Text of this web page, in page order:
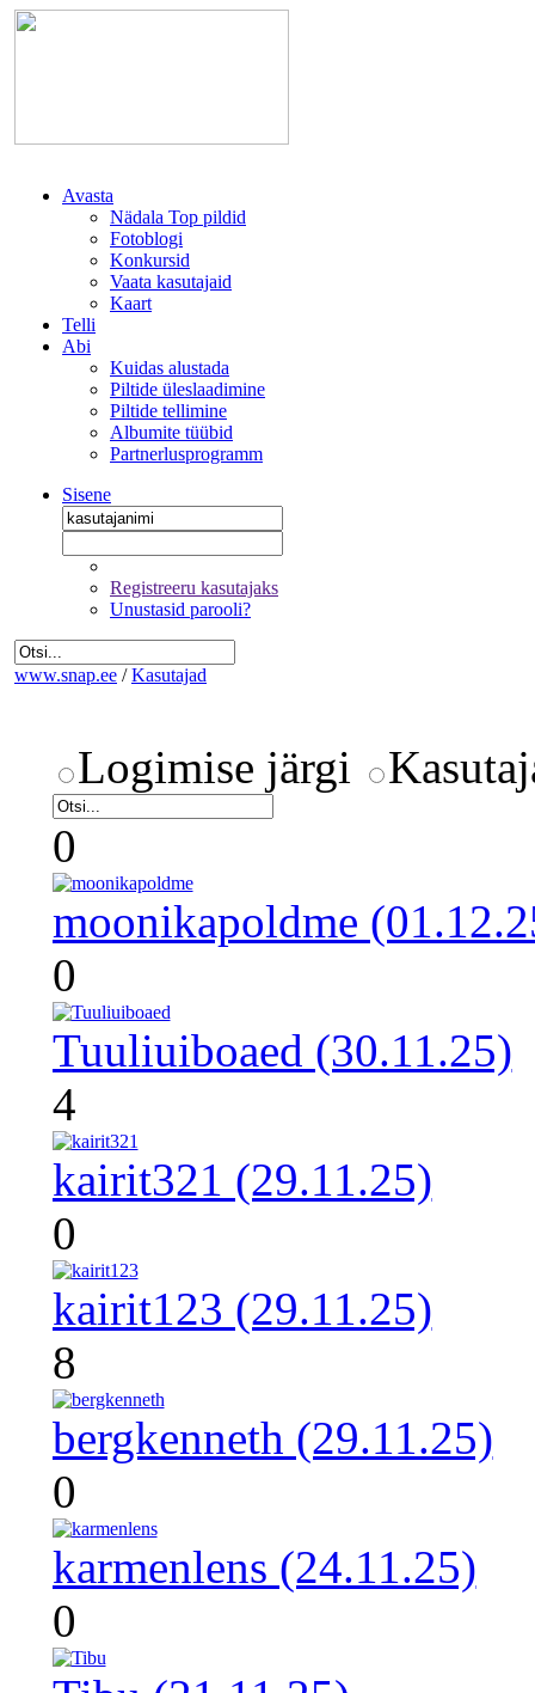
Avasta
Nädala Top pildid
Fotoblogi
Konkursid
Vaata kasutajaid
Kaart
Telli
Abi
Kuidas alustada
Piltide üleslaadimine
Piltide tellimine
Albumite tüübid
Partnerlusprogramm
Sisene
Registreeru kasutajaks
Unustasid parooli?
www.snap.ee / Kasutajad
Logimise järgi
0
moonikapoldme
0
Tuuliuiboaed (30.11.25)
4
kairit321 (29.11.25)
0
kairit123 (29.11.25)
8
bergkenneth (29.11.25)
0
karmenlens (24.11.25)
0